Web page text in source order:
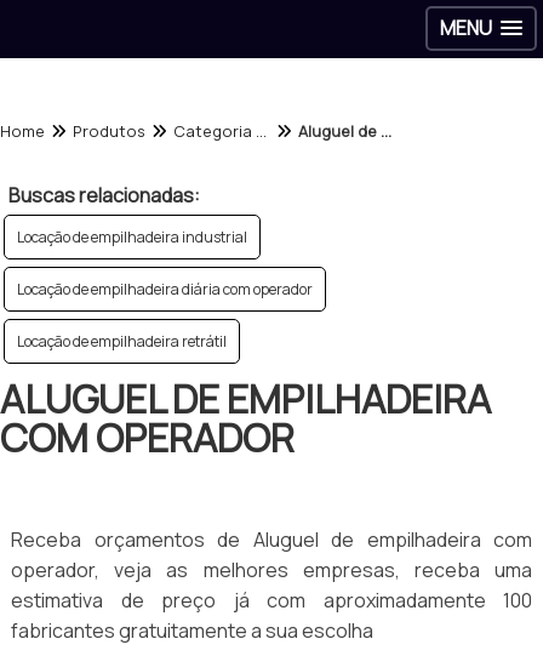
MENU
Home Produtos Categoria - Aluguel de empilhadeiras Aluguel de empilhadeira com operador
Buscas relacionadas:
Locação de empilhadeira industrial
Locação de empilhadeira diária com operador
Locação de empilhadeira retrátil
ALUGUEL DE EMPILHADEIRA
COM OPERADOR
Receba orçamentos de Aluguel de empilhadeira com
operador, veja as melhores empresas, receba uma
estimativa de preço já com aproximadamente 100
fabricantes gratuitamente a sua escolha